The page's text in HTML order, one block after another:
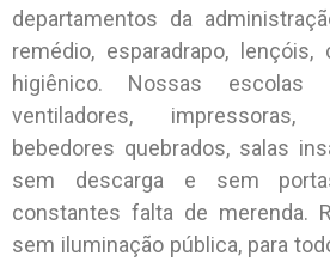
departamentos da
remédio, esparadrapo,
higiênico. Nossas escolas
ventiladores,
bebedores quebrados, salas
sem descarga e sem
constantes falta de merenda.
sem iluminação pública, para